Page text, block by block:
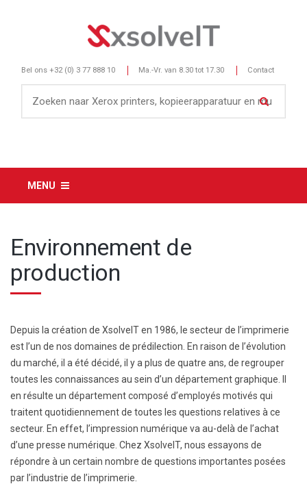
Bel ons +32 (0) 3 77 888 10 Ma.-Vr. van 8.30 tot 17.30 Contact
MENU
Environnement de
production
Depuis la création de XsolveIT en 1986, le secteur de l’imprimerie
est l’un de nos domaines de prédilection. En raison de l’évolution
du marché, il a été décidé, il y a plus de quatre ans, de regrouper
toutes les connaissances au sein d’un département graphique. Il
en résulte un département composé d’employés motivés qui
traitent quotidiennement de toutes les questions relatives à ce
secteur. En effet, l’impression numérique va au-delà de l’achat
d’une presse numérique. Chez XsolveIT, nous essayons de
répondre à un certain nombre de questions importantes posées
par l’industrie de l’imprimerie.